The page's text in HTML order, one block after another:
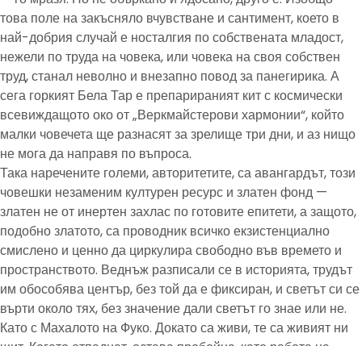
това поле на закъсняло вчувстване и сантимент, което в
най-добрия случай е носталгия по собствената младост,
нежели по труда на човека, или човека на своя собствен
труд, станал неволно и внезапно повод за панегирика. А
сега горкият Бела Тар е препарираният кит с космически
всевиждащото око от „Веркмайстерови хармонии“, който
малки човечета ще разнасят за зрелище три дни, и аз нищо
не мога да направя по въпроса.
Така наречените големи, авторитетите, са авангардът, този
човешки незаменим културен ресурс и златен фонд —
златен не от инертен захлас по готовите епитети, а защото,
подобно златото, са проводник всичко екзистенциално
смислено и ценно да циркулира свободно във времето и
пространството. Веднъж разписали се в историята, трудът
им обособява център, без той да е фиксиран, и светът си се
върти около тях, без значение дали светът го знае или не.
Като с Махалото на Фуко. Докато са живи, те са живият ни